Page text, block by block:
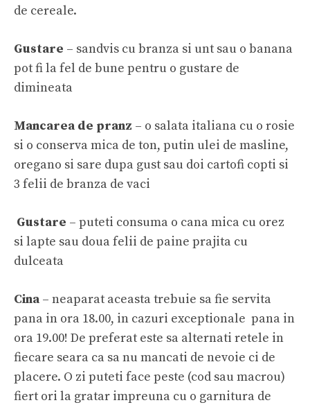
de cereale.
Gustare – sandvis cu branza si unt sau o banana
pot fi la fel de bune pentru o gustare de
dimineata
Mancarea de pranz – o salata italiana cu o rosie
si o conserva mica de ton, putin ulei de masline,
oregano si sare dupa gust sau doi cartofi copti si
3 felii de branza de vaci
Gustare – puteti consuma o cana mica cu orez
si lapte sau doua felii de paine prajita cu
dulceata
Cina – neaparat aceasta trebuie sa fie servita
pana in ora 18.00, in cazuri exceptionale pana in
ora 19.00! De preferat este sa alternati retele in
fiecare seara ca sa nu mancati de nevoie ci de
placere. O zi puteti face peste (cod sau macrou)
fiert ori la gratar impreuna cu o garnitura de